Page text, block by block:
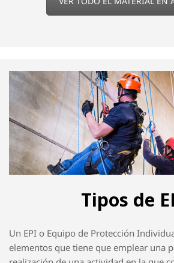
determine que lo emplees en tu
precio de
VER TODO EL MATERIAL EN